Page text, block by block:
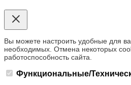
Вы можете настроить удобные для
необходимых. Отмена некоторых
работоспособность сайта.
Функциональные/